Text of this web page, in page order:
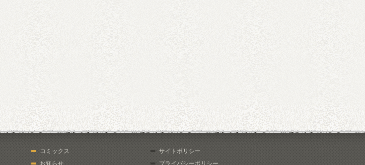
コミックス
お知らせ
サイトポリシー
プライバシーポリシー